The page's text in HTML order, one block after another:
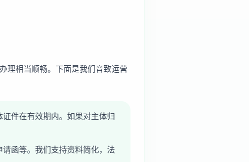
理相当顺畅。下面是我们音致运营
件在有效期内。如果对主体归
函等。我们支持资料简化，法